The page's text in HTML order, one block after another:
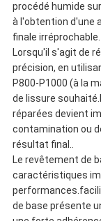
procédé humide
à l'obtention d'une
finale irréprochable.
Lorsqu'il s'agit de
précision, en
P800-P1000 (à la
de lissure
réparées devient
contamination ou
résultat final..
Le revêtement de
caractéristiques
de base présente